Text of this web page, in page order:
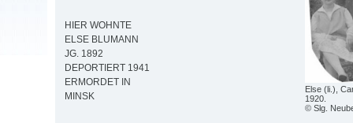
Else (li.),
1920.
© Slg.
HIER WOHNTE
ELSE BLUMANN
JG. 1892
DEPORTIERT 1941
ERMORDET IN
MINSK